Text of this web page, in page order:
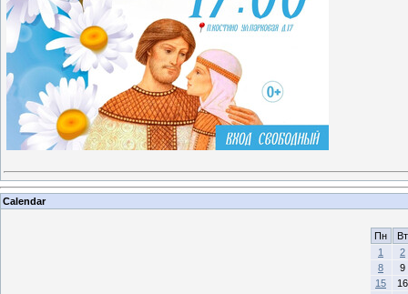
Calendar
Пн
Вт
1
2
8
9
15
16